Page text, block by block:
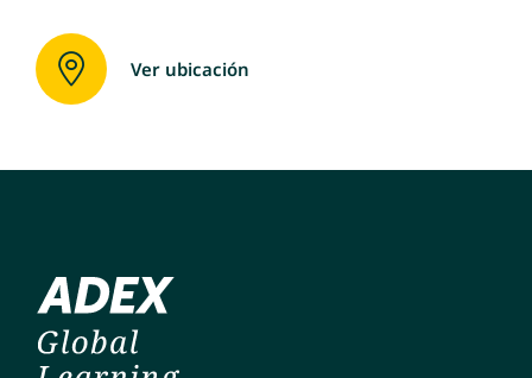
Ver ubicación